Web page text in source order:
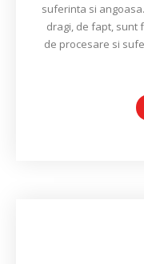
suferinta si
dragi, de fapt, sunt
de procesare si